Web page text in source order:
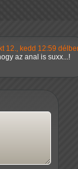
12., kedd 12:59
az anal is suxx...!